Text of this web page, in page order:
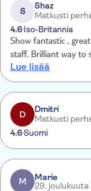
S
Shaz
Matkusti
4.6Iso-Britannia
Show fantastic ,
staff. Brilliant way to
Lue lisää
D
Dmitri
Matkusti
4.6Suomi
M
Marie
29. joulukuuta